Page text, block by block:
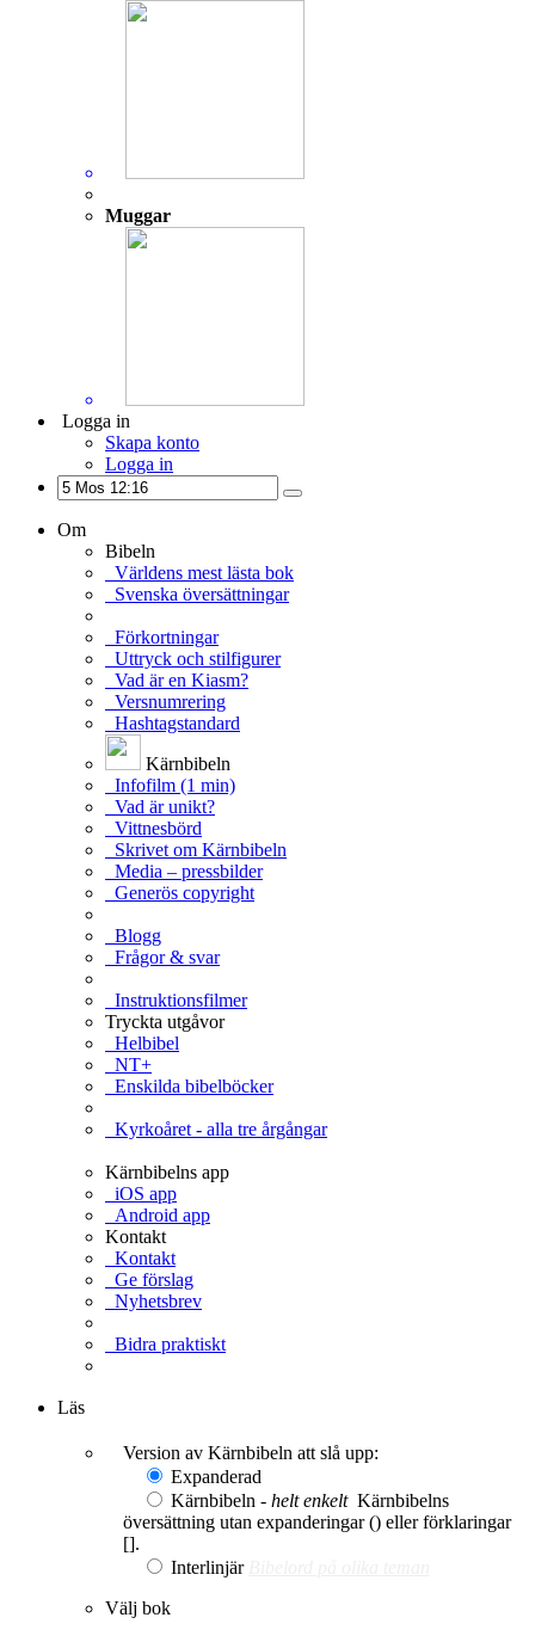
Muggar
Logga in
Skapa konto
Logga in
Om
Bibeln
Världens mest lästa bok
Svenska översättningar
Förkortningar
Uttryck och stilfigurer
Vad är en Kiasm?
Versnumrering
Hashtagstandard
Kärnbibeln
Infofilm (1 min)
Vad är unikt?
Vittnesbörd
Skrivet om Kärnbibeln
Media – pressbilder
Generös copyright
Blogg
Frågor & svar
Instruktionsfilmer
Tryckta utgåvor
Helbibel
NT+
Enskilda bibelböcker
Kyrkoåret - alla tre årgångar
Kärnbibelns app
iOS app
Android app
Kontakt
Kontakt
Ge förslag
Nyhetsbrev
Bidra praktiskt
Läs
Version av Kärnbibeln att slå upp:
Expanderad
Kärnbibeln - helt enkelt Kärnbibelns
översättning utan expanderingar () eller förklaringar
[].
Interlinjär
Välj bok